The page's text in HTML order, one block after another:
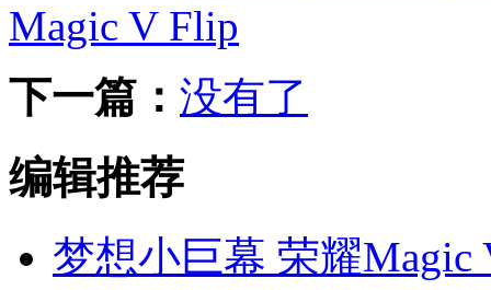
Magic V Flip
下一篇： 没有了
编辑推荐
梦想小巨幕 荣耀